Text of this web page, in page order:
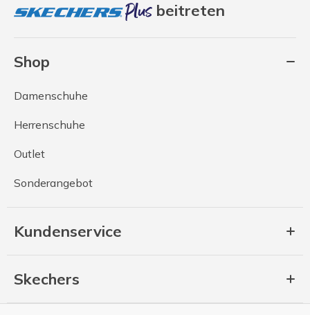
beitreten
Shop
Damenschuhe
Herrenschuhe
Outlet
Sonderangebot
Kundenservice
Skechers